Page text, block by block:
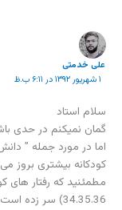
علی خدمتی
۱ شهریور ۱۳۹۲ در ۶:۱۱ ب.ظ
سلام استاد
گمان نمیکنم در حدی
اما در مورد جمله ”
کودکانه بیشتری بروز
34.35.36) سر زده است؟!